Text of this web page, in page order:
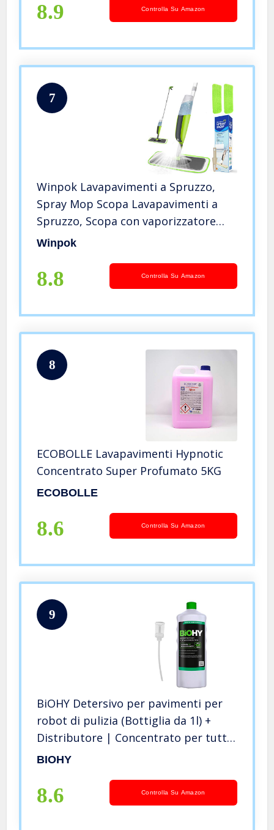
Legno, Ceramica, 450 ml, Blu
8.9 Controlla Su Amazon
7
Winpok Lavapavimenti a Spruzzo,
Spray Mop Scopa Lavapavimenti a
Spruzzo, Scopa con vaporizzatore
Integrato Adatti Legno Laminato in
(verde)
Winpok
8.8 Controlla Su Amazon
8
ECOBOLLE Lavapavimenti Hypnotic
Concentrato Super Profumato 5KG
ECOBOLLE
8.6 Controlla Su Amazon
9
BiOHY Detersivo per pavimenti per
robot di pulizia (Bottiglia da 1l) +
Distributore | Concentrato per tutti i
robot di pulizia e aspirazione
BIOHY
8.6 Controlla Su Amazon